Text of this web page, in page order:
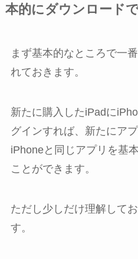
本的にダウンロード
まず基本的なところで一
れておきます。
新たに購入したiPadに
グインすれば、新たにア
iPhoneと同じアプリを基
ことができます。
ただし少しだけ理解して
す。